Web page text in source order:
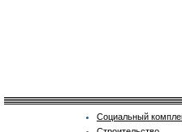
Социальный